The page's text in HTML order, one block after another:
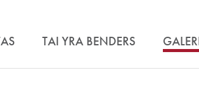
TAI YRA BENDERS